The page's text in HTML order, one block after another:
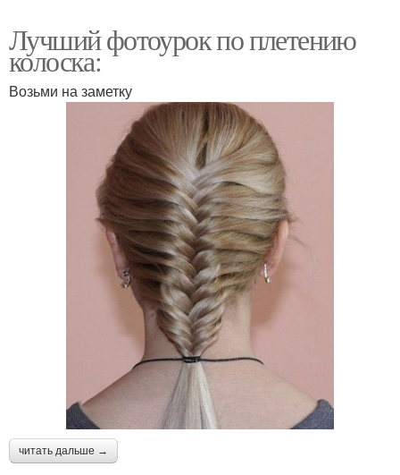
Лучший фотоурок по плетению
колоска:
Возьми на заметку
читать дальше →